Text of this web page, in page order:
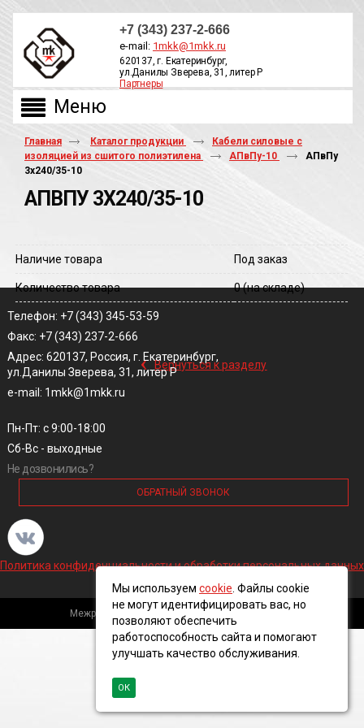
+7 (343) 237-2-666
e-mail: 1mkk@1mkk.ru
620137, г. Екатеринбург,
ул.Данилы Зверева, 31, литер Р
Партнеры
Главная Каталог продукции
Кабели силовые с
изоляцией из сшитого полиэтилена
АПвПу-10
АПвПу
3х240/35-10
АПВПУ 3Х240/35-10
Наличие товара Под заказ
Количество товара 0(на складе)
‹ Вернуться к разделу
Телефон: +7 (343) 345-53-59
Факс: +7 (343) 237-2-666
Адрес: 620137, Россия, г. Екатеринбург,
ул.Данилы Зверева, 31, литер Р
e-mail: 1mkk@1mkk.ru
Пн-Пт: с 9:00-18:00
Сб-Вс - выходные
Не дозвонились?
ОБРАТНЫЙ ЗВОНОК
Политика конфиденциальности и обработки персональных данных
Межрегиональная кабельная компания, 2016 ©
Мы используем cookie . Файлы cookie
не могут идентифицировать вас, но
позволяют обеспечить
работоспособность сайта и помогают
улучшать качество обслуживания.
ОК